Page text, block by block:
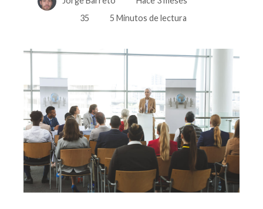
35
5 Minutos de lectura